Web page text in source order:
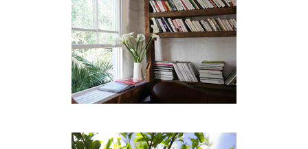
• Auf der Straße reservierte Parkplätze
Ein traditionelles französisches Frühstück mit
frischen Croissants, Pains au Chocolat, Baguette,
frischem Obstsalat und hausgemachtem Müsli ist
Restaurants in unmittelbarer Nähe genießen.